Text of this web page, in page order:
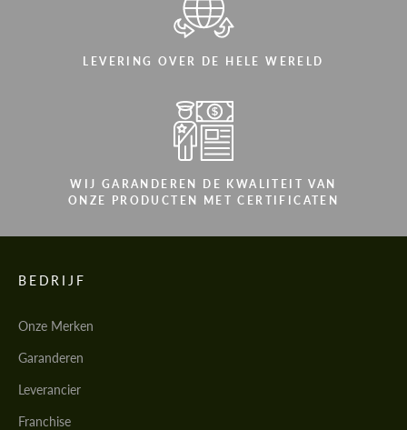
LEVERING OVER DE HELE WERELD
WIJ GARANDEREN DE KWALITEIT VAN
ONZE PRODUCTEN MET CERTIFICATEN
BEDRIJF
Onze Merken
Garanderen
Leverancier
Franchise